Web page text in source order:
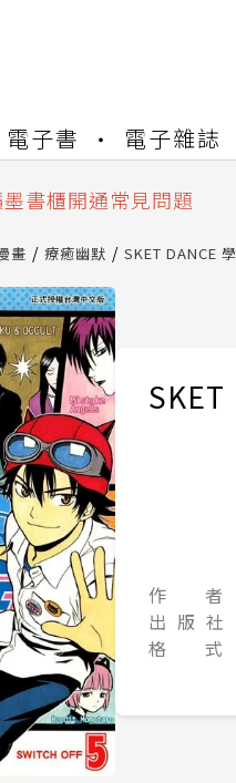
電子書 電子雜誌
墨數位閱讀資產合併與
墨 3 分鐘完成書櫃開通
數位閱讀資產合併與書
畫 療癒幽默 SKET DANCE
SKET
作 者
出 版 社
格 式